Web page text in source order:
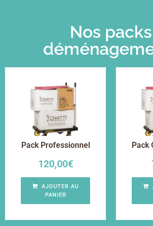
Nos packs
Pack Professionnel
120,00€
AJOUTER AU
PANIER
Pack